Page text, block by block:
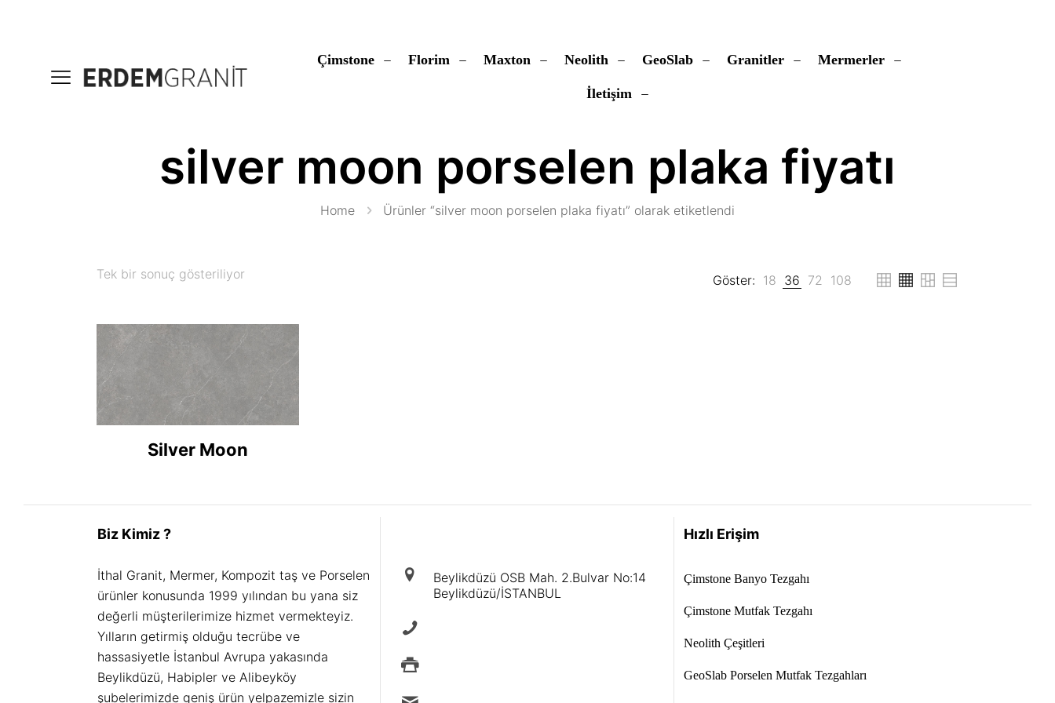
Çimstone Florim Maxton Neolith GeoSlab Granitler Mermerler
İletişim
silver moon porselen plaka fiyatı
Home Ürünler “silver moon porselen plaka fiyatı” olarak etiketlendi
Tek bir sonuç gösteriliyor Göster: 18 36 72 108
Silver Moon
Biz Kimiz ?
İthal Granit, Mermer, Kompozit taş ve Porselen
ürünler konusunda 1999 yılından bu yana siz
değerli müşterilerimize hizmet vermekteyiz.
Yılların getirmiş olduğu tecrübe ve
hassasiyetle İstanbul Avrupa yakasında
Beylikdüzü, Habipler ve Alibeyköy
şubelerimizde geniş ürün yelpazemizle sizin
Beylikdüzü OSB Mah. 2.Bulvar No:14
Beylikdüzü/İSTANBUL
Hızlı Erişim
Çimstone Banyo Tezgahı
Çimstone Mutfak Tezgahı
Neolith Çeşitleri
GeoSlab Porselen Mutfak Tezgahları